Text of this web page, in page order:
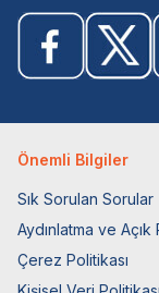
Önemli Bilgiler
Sık Sorulan Sorular
Aydınlatma ve Açık
Çerez Politikası